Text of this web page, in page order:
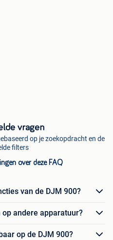
vragen
op je zoekopdracht en de
filters
over deze FAQ
van de DJM 900?
op andere apparatuur?
op de DJM 900?